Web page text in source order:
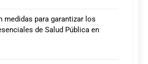
medidas para garantizar los
de Salud Pública en